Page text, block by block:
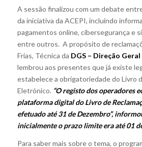
A sessão finalizou com um debate
da iniciativa da ACEPI, incluindo
pagamentos online, cibersegurança e
entre outros. A propósito de
Frias, Técnica da DGS – Direção
lembrou aos presentes que já existe
estabelece a obrigatoriedade do Livro
Eletrónico. “O registo dos operadores
plataforma digital do Livro de
efetuado até 31 de Dezembro”,
inicialmente o prazo limite era até 01
Para saber mais sobre o tema, o